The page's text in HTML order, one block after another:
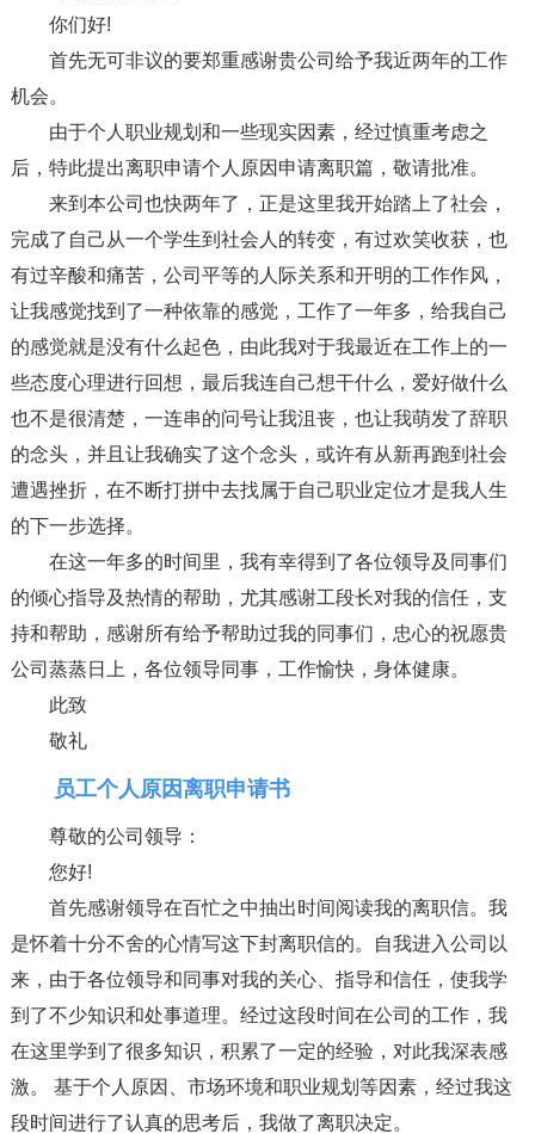
你们好!
首先无可非议的要郑重感谢贵公司给予我近两年的工作
机会。
由于个人职业规划和一些现实因素，经过慎重考虑之
后，特此提出离职申请个人原因申请离职篇，敬请批准。
来到本公司也快两年了，正是这里我开始踏上了社会，
完成了自己从一个学生到社会人的转变，有过欢笑收获，也
有过辛酸和痛苦，公司平等的人际关系和开明的工作作风，
让我感觉找到了一种依靠的感觉，工作了一年多，给我自己
的感觉就是没有什么起色，由此我对于我最近在工作上的一
些态度心理进行回想，最后我连自己想干什么，爱好做什么
也不是很清楚，一连串的问号让我沮丧，也让我萌发了辞职
的念头，并且让我确实了这个念头，或许有从新再跑到社会
遭遇挫折，在不断打拼中去找属于自己职业定位才是我人生
的下一步选择。
在这一年多的时间里，我有幸得到了各位领导及同事们
的倾心指导及热情的帮助，尤其感谢工段长对我的信任，支
持和帮助，感谢所有给予帮助过我的同事们，忠心的祝愿贵
公司蒸蒸日上，各位领导同事，工作愉快，身体健康。
此致
敬礼
员工个人原因离职申请书
尊敬的公司领导：
您好!
首先感谢领导在百忙之中抽出时间阅读我的离职信。我
是怀着十分不舍的心情写这下封离职信的。自我进入公司以
来，由于各位领导和同事对我的关心、指导和信任，使我学
到了不少知识和处事道理。经过这段时间在公司的工作，我
在这里学到了很多知识，积累了一定的经验，对此我深表感
激。 基于个人原因、市场环境和职业规划等因素，经过我这
段时间进行了认真的思考后，我做了离职决定。